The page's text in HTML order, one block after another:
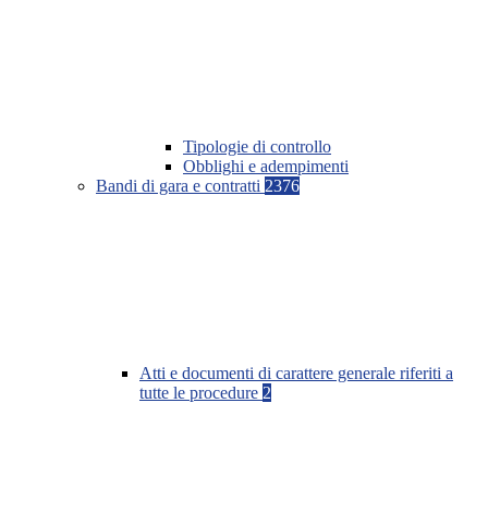
Tipologie di controllo
Obblighi e adempimenti
Bandi di gara e contratti 2376
Atti e documenti di carattere generale riferiti a
tutte le procedure 2